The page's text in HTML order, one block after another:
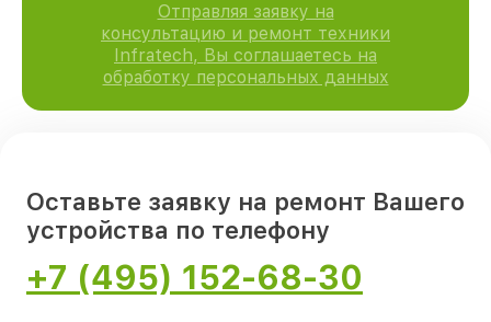
Отправляя заявку на
консультацию и ремонт техники
Infratech, Вы соглашаетесь на
обработку персональных данных
Оставьте заявку на ремонт Вашего
устройства по телефону
+7 (495) 152-68-30